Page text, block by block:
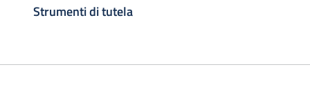
Strumenti di tutela